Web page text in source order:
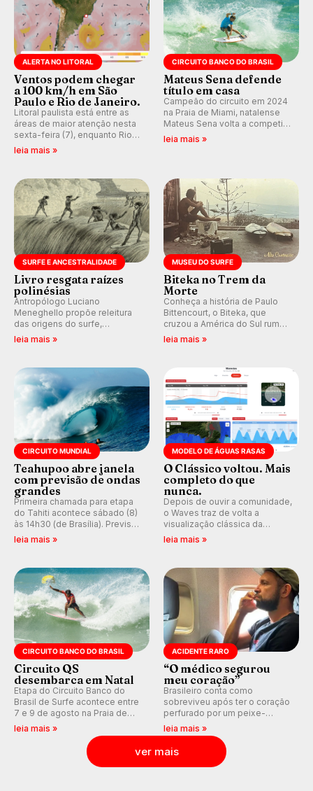
ALERTA NO LITORAL
Ventos podem chegar
a 100 km/h em São
Paulo e Rio de Janeiro.
Litoral paulista está entre as
áreas de maior atenção nesta
sexta-feira (7), enquanto Rio
de Janeiro também recebe
alerta para ventos fortes.
km/h em Itanhaém.
leia mais »
CIRCUITO BANCO DO BRASIL
Mateus Sena defende
título em casa
Campeão do circuito em 2024
na Praia de Miami, natalense
Mateus Sena volta a competir
em casa em busca de manter a
hegemonia potiguar em etapa
leia mais »
SURFE E ANCESTRALIDADE
Livro resgata raízes
polinésias
Antropólogo Luciano
Meneghello propõe releitura
das origens do surfe,
resgatando a cultura polinésia
e questionando a visão
prática em esporte e indústria.
leia mais »
MUSEU DO SURFE
Biteka no Trem da
Morte
Conheça a história de Paulo
Bittencourt, o Biteka, que
cruzou a América do Sul rumo
ao Pacífico em uma jornada
que se tornou um marco de
leia mais »
CIRCUITO MUNDIAL
Teahupoo abre janela
com previsão de ondas
grandes
Primeira chamada para etapa
do Tahiti acontece sábado (8)
às 14h30 (de Brasília). Previsão
indica swell consistente.
Medina embarca para evento e
Kelly Slater convidado.
leia mais »
MODELO DE ÁGUAS RASAS
O Clássico voltou. Mais
completo do que
nunca.
Depois de ouvir a comunidade,
o Waves traz de volta a
visualização clássica da
previsão de águas rasas,
agora integrada à nova
ondas para até 16 dias.
leia mais »
CIRCUITO BANCO DO BRASIL
Circuito QS
desembarca em Natal
Etapa do Circuito Banco do
Brasil de Surfe acontece entre
7 e 9 de agosto na Praia de
Miami (RN), em disputas
válidas pelo Qualifying Series
(QS) 4.000 e pela corrida por
vagas no Challenger Series.
leia mais »
ACIDENTE RARO
“O médico segurou
meu coração”
Brasileiro conta como
sobreviveu após ter o coração
perfurado por um peixe-
agulha enquanto surfava na
Costa Rica.
leia mais »
ver mais